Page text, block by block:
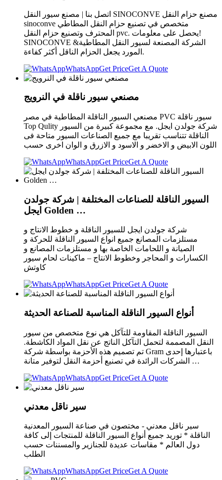
اتصل بنا | مصنع سيور النقل SINOCONVE مصنع حزام النقل
sinoconve متخصص في تصنيع حزام النقل المطاطي
المحترف وتصنيع حزام النقل pvc. يحصل على معلومات!
SINOCONVE الشركة المصنعة لسيور النقل المطاطية&
المورد يجعل الحزام الناقل أكثر كفاءة.
WhatsAppGet PriceGet A Quote
مصنعي سيور ناقلة في النرويج
مصنعي السيور الناقلة المطاطية في مصر PVC سيور ناقلة
Top Qulity شركة جولدن ايجل. مع مجموعة كبيرة من السيور
الناقلة تتناسب تقريبا مع جميع الصناعات السيور متاحة فى
اللون الابيض و الاخضر و الاسود و الازرق و الوان اخرى حسب
WhatsAppGet PriceGet A Quote
السيور الناقلة للصناعات المختلفة | شركة جولدن
ايجل Golden …
شركة جولدن ايجل للسيور الناقلة و خطوط الانتاج و
مستلزمات المصانع جميع انواع السيور الناقلة للحركة و
الصيانة و اللحامات الخاصة بها و مستلزمات المصانع و
الكسارات و المحاجر وخطوط الانتاج – ماكينات لحام سيور
كاوتش
WhatsAppGet PriceGet A Quote
أنواع السيور الناقلة المناسبة للصناعة الحديثة
السيور الناقلة المقاومة للتآكل هي نوع متخصص من سيور
النقل المصممة لتحمل التآكل الناتج عن نقل المواد الكاشطة.
تم تصميم هذه الأحزمة بواسطة شركة Gram باعتبارها إحدى
الشركات الرائدة في تصنيع أحزمة النقل لتوفير متانة …
WhatsAppGet PriceGet A Quote
سير ناقل معدني
سير ناقل معدني - مختصون في صناعة السيور المعدنية
الناقلة * توريد جميع أنواع السيور الناقلة للمنتجات إلى كافة
دول العالم * مقاسات عديدة للجنازير والمسننات حسب
الطلب
WhatsAppGet PriceGet A Quote